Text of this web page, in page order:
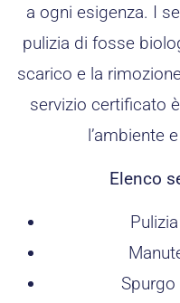
a ogni esigenza. I
pulizia di fosse
scarico e la
servizio certificato
l’ambiente
Elenco